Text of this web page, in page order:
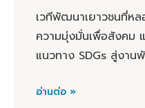
เวทีพัฒนาเยาวชนที่ห
ความมุ่งมั่นเพื่อสังคม
แนวทาง SDGs สู่งา
อ่านต่อ »